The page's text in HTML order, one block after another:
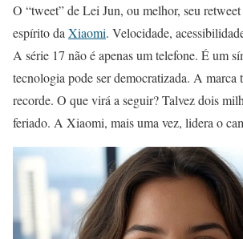
O “tweet” de Lei Jun, ou melhor, seu
espírito da Xiaomi. Velocidade,
A série 17 não é apenas um telefone. É um
tecnologia pode ser democratizada. A marca
recorde. O que virá a seguir? Talvez dois
feriado. A Xiaomi, mais uma vez, lidera o